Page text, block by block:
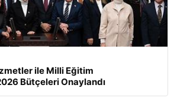
ile Milli Eğitim
Bütçeleri Onaylandı